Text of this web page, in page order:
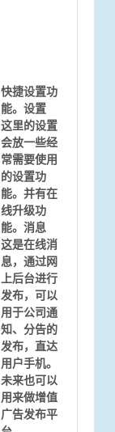
快捷设置功
能。设置
这里的设置
会放一些经
常需要使用
的设置功
能。并有在
线升级功
能。消息
这是在线消
息，通过网
上后台进行
发布，可以
用于公司通
知、分告的
发布，直达
用户手机。
未来也可以
用来做增值
广告发布平